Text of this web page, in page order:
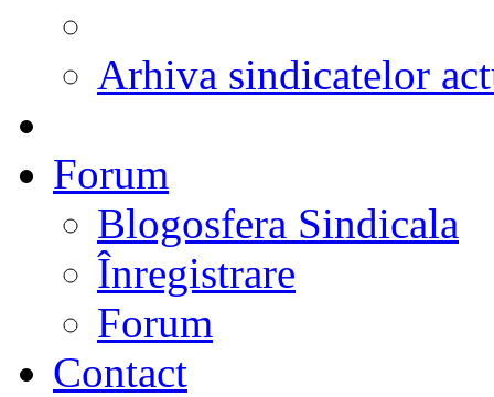
Arhiva sindicatelor
Forum
Blogosfera Sindicala
Înregistrare
Forum
Contact